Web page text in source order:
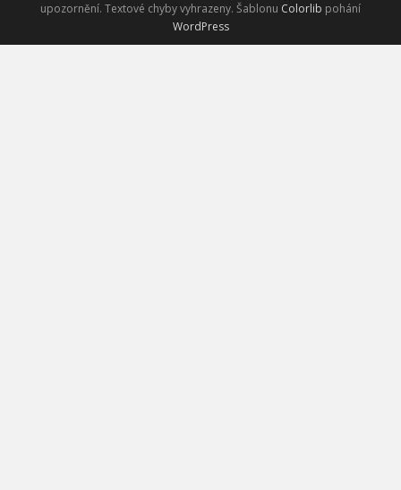
upozornění. Textové chyby vyhrazeny. Šablonu Colorlib pohání
WordPress